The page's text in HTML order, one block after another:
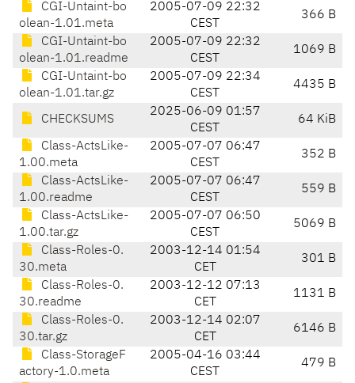
CGI-Untaint-bo
olean-1.01.meta
2005-07-09 22:32
CEST
366 B
CGI-Untaint-bo
olean-1.01.readme
2005-07-09 22:32
CEST
1069 B
CGI-Untaint-bo
olean-1.01.tar.gz
2005-07-09 22:34
CEST
4435 B
CHECKSUMS
2025-06-09 01:57
CEST
64 KiB
Class-ActsLike-
1.00.meta
2005-07-07 06:47
CEST
352 B
Class-ActsLike-
1.00.readme
2005-07-07 06:47
CEST
559 B
Class-ActsLike-
1.00.tar.gz
2005-07-07 06:50
CEST
5069 B
Class-Roles-0.
30.meta
2003-12-14 01:54
CET
301 B
Class-Roles-0.
30.readme
2003-12-12 07:13
CET
1131 B
Class-Roles-0.
30.tar.gz
2003-12-14 02:07
CET
6146 B
Class-StorageF
actory-1.0.meta
2005-04-16 03:44
CEST
479 B